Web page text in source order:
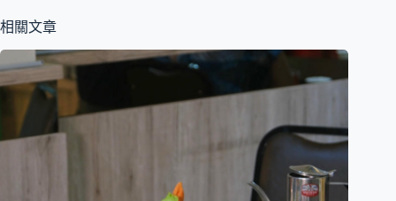
相關文章